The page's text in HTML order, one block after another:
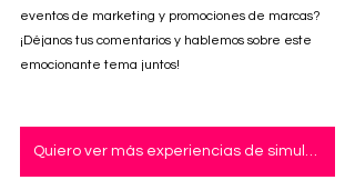
eventos de marketing y promociones de marcas?
¡Déjanos tus comentarios y hablemos sobre este
emocionante tema juntos!